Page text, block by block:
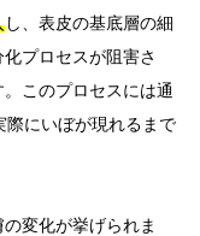
し、表皮の基底層の細
プロセスが阻害さ
このプロセスには通
際にいぼが現れるまで
変化が挙げられま